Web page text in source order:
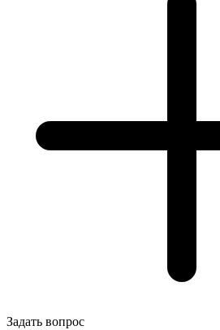
Задать вопрос